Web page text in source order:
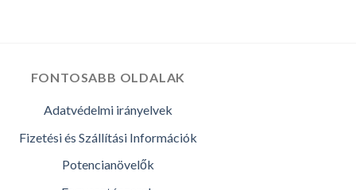
FONTOSABB OLDALAK
Adatvédelmi irányelvek
Fizetési és Szállítási Információk
Potencianövelők